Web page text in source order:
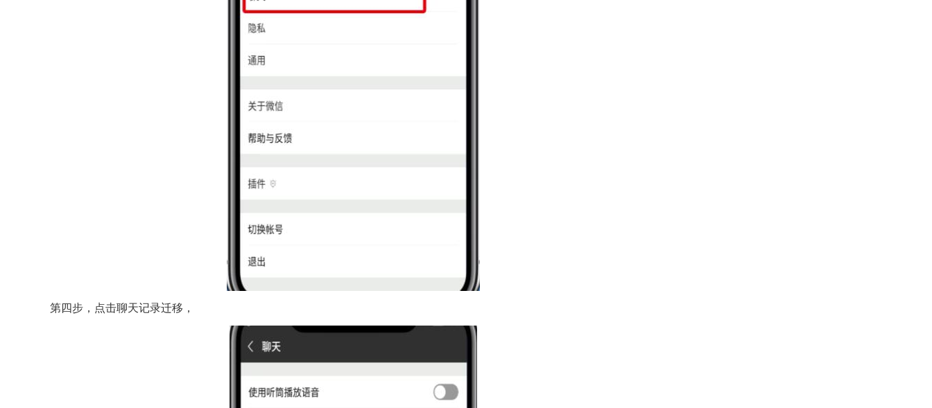
第四步，点击聊天记录迁移，